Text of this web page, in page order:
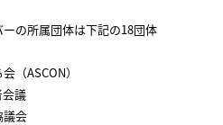
の所属団体は下記の18団体
（ASCON）
会議
議会